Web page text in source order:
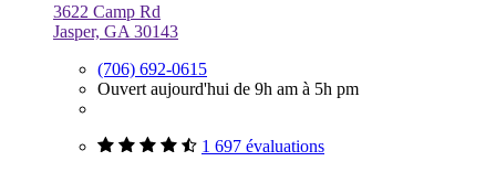
3622 Camp Rd
Jasper, GA 30143
(706) 692-0615
Ouvert aujourd'hui de 9h am à 5h pm
1 697 évaluations